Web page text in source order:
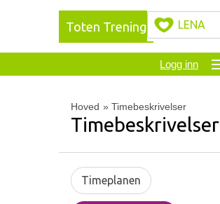
Toten Trening LENA
Logg inn
Hoved » Timebeskrivelser
Timebeskrivelser
Timeplanen